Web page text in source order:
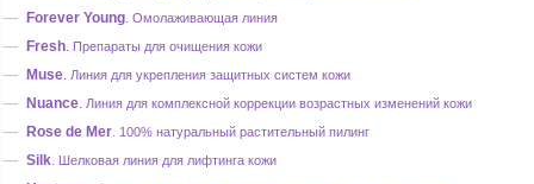
Forever Young Омолаживающая линия
Fresh Препараты для очищения кожи
Muse Линия для укрепления защитных систем кожи
Nuance Линия для комплексной коррекции возрастных изменений кожи
Rose de Mer 100% натуральный растительный пилинг
Silk Шелковая линия для лифтинга кожи